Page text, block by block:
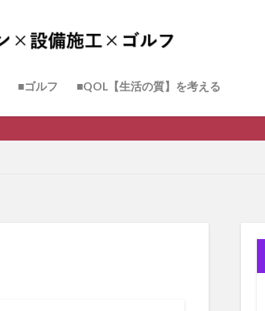
■ゴルフ ■QOL【生活の質】を考える